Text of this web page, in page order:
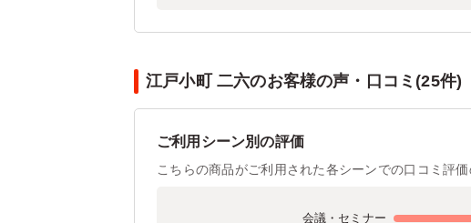
江戸小町 二六のお客様の声・口コミ(25件)
ご利用シーン別の評価
こちらの商品がご利用された各シーンでの口コミ評価
会議・セミナー